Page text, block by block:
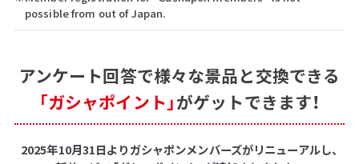
possible from out of Japan.
アンケート回答で様々な景品と交換できる
「ガシャポイント」がゲットできます！
2025年10月31日よりガシャポンメンバーズがリニューアルし、